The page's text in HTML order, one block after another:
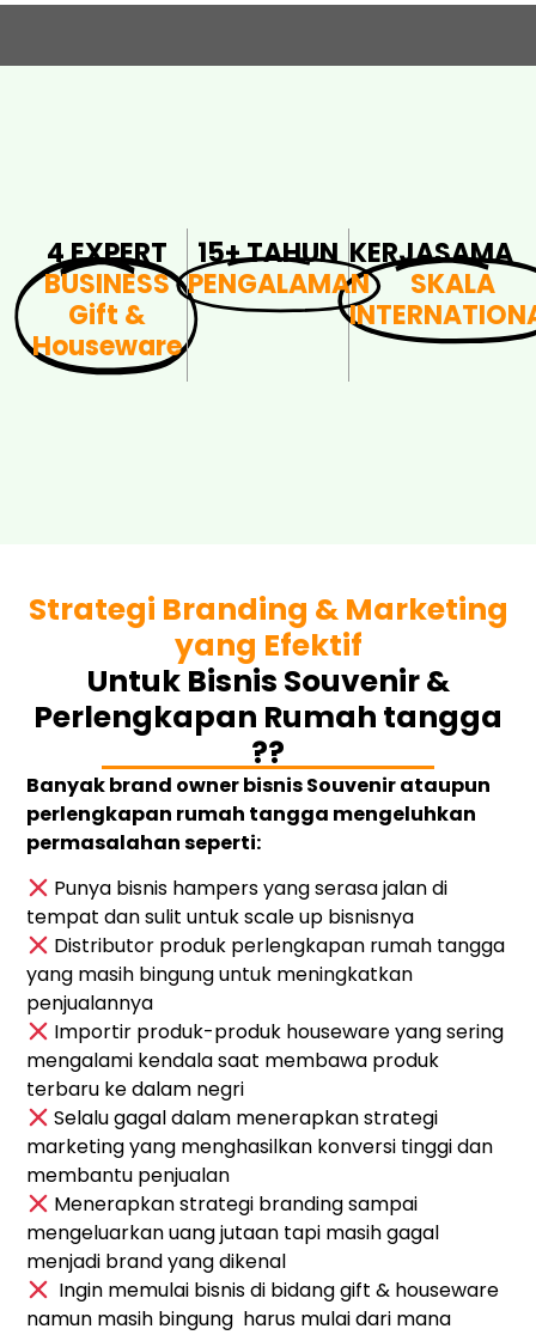
4 EXPERT
BUSINESS
Gift &
Houseware
15+ TAHUN
PENGALAMAN
KERJASAMA
SKALA
Strategi Branding & Marketing
yang Efektif
Untuk Bisnis Souvenir &
Perlengkapan Rumah tangga
??
Banyak brand owner bisnis Souvenir ataupun
perlengkapan rumah tangga mengeluhkan
permasalahan seperti:
Punya bisnis hampers yang serasa jalan di
tempat dan sulit untuk scale up bisnisnya
Distributor produk perlengkapan rumah tangga
yang masih bingung untuk meningkatkan
penjualannya
Importir produk-produk houseware yang sering
mengalami kendala saat membawa produk
terbaru ke dalam negri
Selalu gagal dalam menerapkan strategi
marketing yang menghasilkan konversi tinggi dan
membantu penjualan
Menerapkan strategi branding sampai
mengeluarkan uang jutaan tapi masih gagal
menjadi brand yang dikenal
Ingin memulai bisnis di bidang gift & houseware
namun masih bingung harus mulai dari mana